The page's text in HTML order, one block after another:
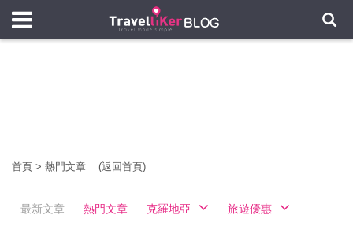
首頁 > 熱門文章 (返回首頁)
最新文章 熱門文章 克羅地亞 旅遊優惠